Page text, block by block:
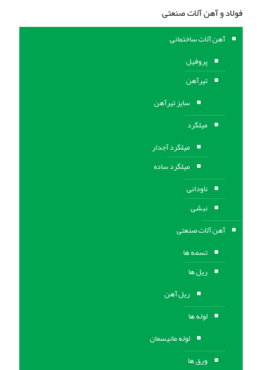
فولاد و آهن آلات صنعتی
آهن آلات ساختمانی
پروفیل
تیرآهن
سایز تیرآهن
میلگرد
میلگرد آجدار
میلگرد ساده
ناودانی
نبشی
آهن آلات صنعتی
تسمه ها
ریل ها
ریل آهن
لوله ها
لوله مانیسمان
ورق ها